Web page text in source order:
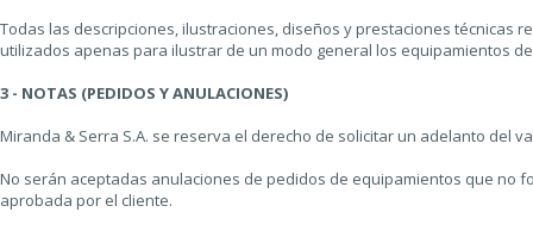
Todas las descripciones, ilustraciones, diseños y prestaciones
utilizados apenas para ilustrar de un modo general los equipamientos
3 - NOTAS (PEDIDOS Y ANULACIONES)
Miranda & Serra S.A. se reserva el derecho de solicitar un adelanto del
No serán aceptadas anulaciones de pedidos de equipamientos que no
aprobada por el cliente.